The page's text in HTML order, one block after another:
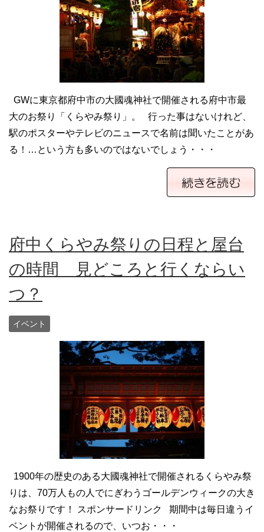
GWに東京都府中市の大國魂神社で開催される府中市最
大のお祭り「くらやみ祭り」。 行った事はないけれど、
駅のポスターやテレビのニュースで名前は聞いたことがあ
る！…という方も多いのではないでしょう・・・
府中くらやみ祭りの日程と屋台
の時間 見どころと行くならい
つ？
イベント
1900年の歴史のある大國魂神社で開催されるくらやみ祭
りは、70万人もの人でにぎわうゴールデンウィークの大き
なお祭りです！ スポンサードリンク 期間中は毎日違うイ
ベントが開催されるので、いつお・・・